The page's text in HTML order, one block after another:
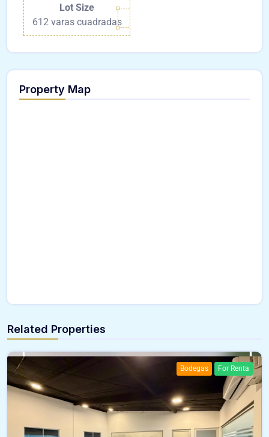
Lot Size
612 varas cuadradas
Property Map
Related Properties
Bodegas For Renta